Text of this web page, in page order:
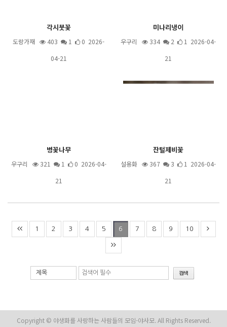
각시붓꽃
도랑가재 403 1
0 2026-
04-21
미나리냉이
우구리 334 2
1 2026-04-
21
병꽃나무
우구리 321 1
0 2026-04-
21
잔털제비꽃
설용화 367 3
1 2026-04-
21
1 2 3 4 5 6 7 8 9 10
제목
Copyright © 야생화를 사랑하는 사람들의 모임-야사모. All Rights Reserved.